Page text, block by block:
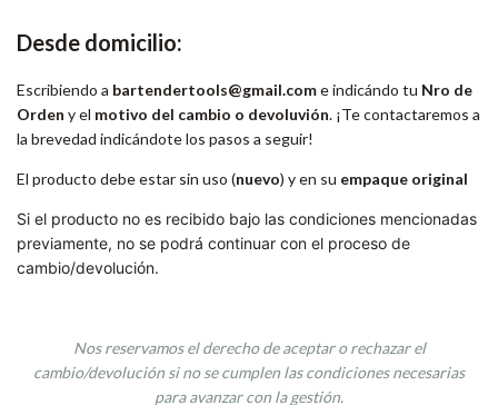
Desde domicilio:
Escribiendo a bartendertools@gmail.come indicándo tu Nro de
Orden y el motivo del cambio o devoluvión. ¡Te contactaremos a
la brevedad indicándote los pasos a seguir!
El producto debe estar sin uso (nuevo) y en su empaque original
Si el producto no es recibido bajo las condiciones mencionadas
previamente, no se podrá continuar con el proceso de
cambio/devolución.
Nos reservamos el derecho de aceptar o rechazar el
cambio/devolución si no se cumplen las condiciones necesarias
para avanzar con la gestión.